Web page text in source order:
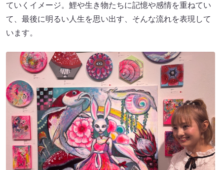
ていくイメージ。鯉や生き物たちに記憶や感情を重ねてい
て、最後に明るい人生を思い出す、そんな流れを表現して
います。